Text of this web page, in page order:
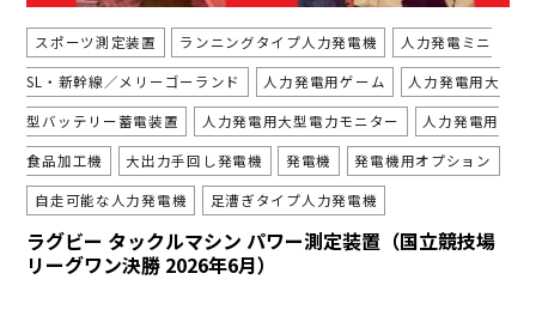
スポーツ測定装置 ランニングタイプ人力発電機 人力発電ミニ
SL・新幹線／メリーゴーランド 人力発電用ゲーム 人力発電用大
型バッテリー蓄電装置 人力発電用大型電力モニター 人力発電用
食品加工機 大出力手回し発電機 発電機 発電機用オプション
自走可能な人力発電機 足漕ぎタイプ人力発電機
ラグビー タックルマシン パワー測定装置（国立競技場
リーグワン決勝 2026年6月）